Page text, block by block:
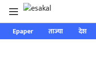
Epaper ताज्या देश